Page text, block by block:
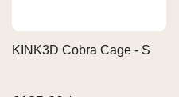
KINK3D Cobra Cage - S